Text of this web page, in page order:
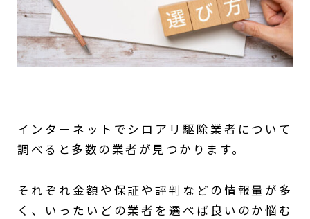
インターネットでシロアリ駆除業者について
調べると多数の業者が見つかります。
それぞれ金額や保証や評判などの情報量が多
く、いったいどの業者を選べば良いのか悩む